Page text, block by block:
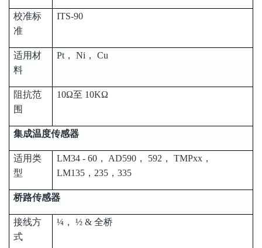
校准标
准
ITS-90
适用材
料
Pt， Ni， Cu
阻抗范
围
10Ω至 10KΩ
集成温度传感器
适用类
型
LM34 - 60， AD590， 592， TMPxx，
LM135，235，335
桥路传感器
接线方
式
¼， ½ & 全桥